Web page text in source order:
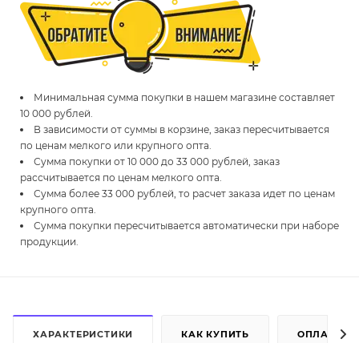
Минимальная сумма покупки в нашем магазине составляет
10 000 рублей.
В зависимости от суммы в корзине, заказ пересчитывается
по ценам мелкого или крупного опта.
Сумма покупки от 10 000 до 33 000 рублей, заказ
рассчитывается по ценам мелкого опта.
Сумма более 33 000 рублей, то расчет заказа идет по ценам
крупного опта.
Сумма покупки пересчитывается автоматически при наборе
продукции.
ХАРАКТЕРИСТИКИ КАК КУПИТЬ ОПЛАТА